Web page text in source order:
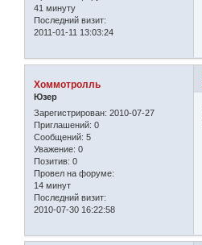
41 минуту
Последний визит:
2011-01-11 13:03:24
Хоммотролль
Юзер
Зарегистрирован: 2010-07-27
Приглашений: 0
Сообщений: 5
Уважение: 0
Позитив: 0
Провел на форуме:
14 минут
Последний визит:
2010-07-30 16:22:58